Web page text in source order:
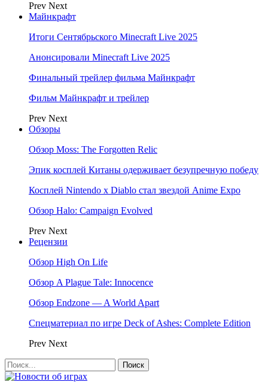
Prev Next
Майнкрафт
Итоги Сентябрьского Minecraft Live 2025
Анонсировали Minecraft Live 2025
Финальный трейлер фильма Майнкрафт
Фильм Майнкрафт и трейлер
Prev Next
Обзоры
Обзор Moss: The Forgotten Relic
Эпик косплей Китаны одерживает безупречную победу
Косплей Nintendo x Diablo стал звездой Anime Expo
Обзор Halo: Campaign Evolved
Prev Next
Рецензии
Обзор High On Life
Обзор A Plague Tale: Innocence
Обзор Endzone — A World Apart
Спецматериал по игре Deck of Ashes: Complete Edition
Prev Next